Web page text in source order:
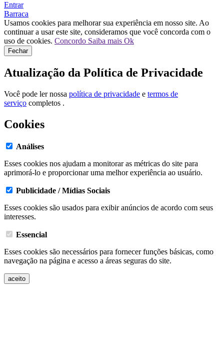
Entrar
Barraca
Usamos cookies para melhorar sua experiência em nosso site. Ao
continuar a usar este site, consideramos que você concorda com o
uso de cookies. Concordo Saiba mais Ok
Fechar
Atualização da Política de Privacidade
Você pode ler nossa política de privacidade e termos de
serviço completos .
Cookies
Análises
Esses cookies nos ajudam a monitorar as métricas do site para
aprimorá-lo e proporcionar uma melhor experiência ao usuário.
Publicidade / Mídias Sociais
Esses cookies são usados ​​para exibir anúncios de acordo com seus
interesses.
Essencial
Esses cookies são necessários para fornecer funções básicas, como
navegação na página e acesso a áreas seguras do site.
aceito